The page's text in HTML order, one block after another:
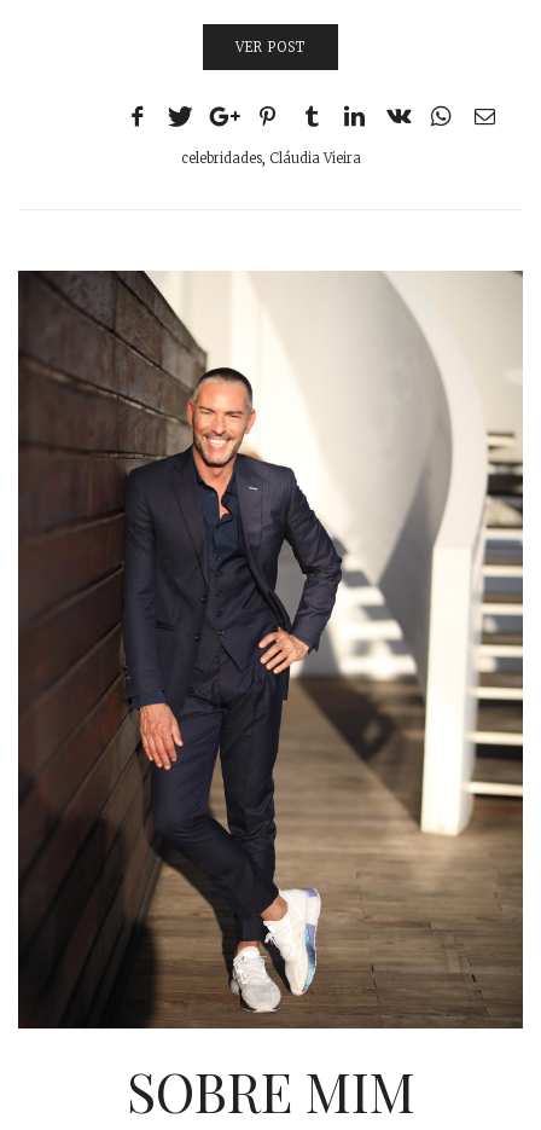
VER POST
celebridades, Cláudia Vieira
SOBRE MIM